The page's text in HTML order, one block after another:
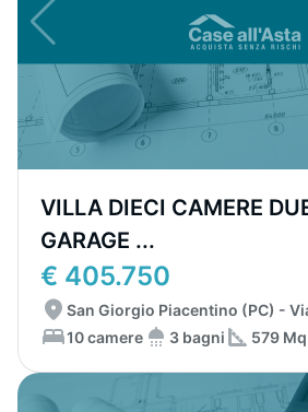
VILLA DIECI CAMERE
GARAGE ...
€ 405.750
San Giorgio Piacentino (PC) -
10 camere
3 bagni 579 Mq